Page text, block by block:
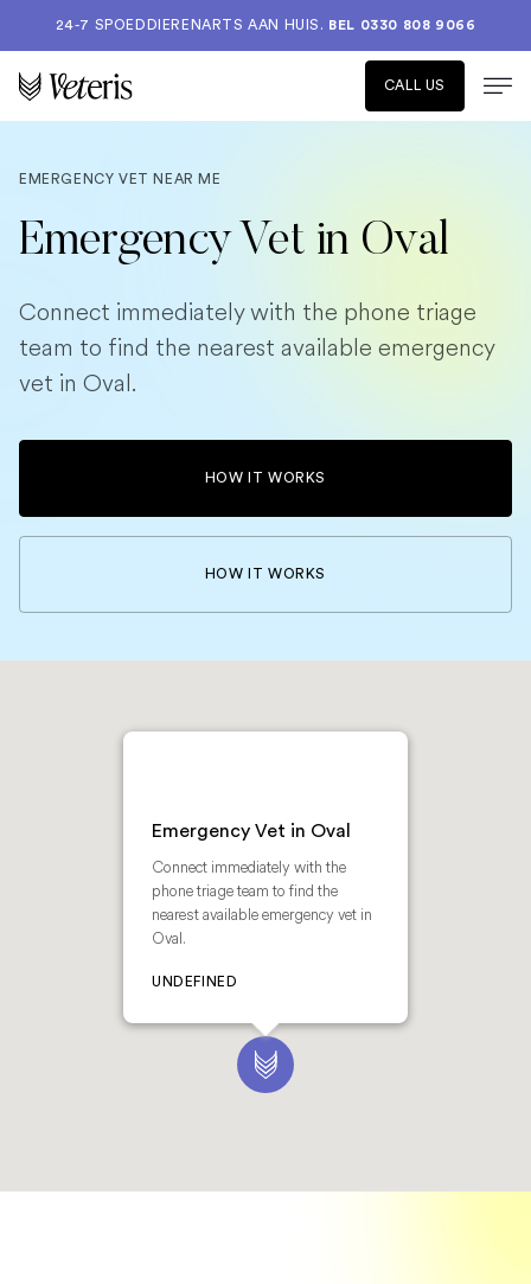
24-7 SPOEDDIERENARTS AAN HUIS. BEL 0330 808 9066
CALL US
EMERGENCY VET NEAR ME
Emergency Vet in Oval
Connect immediately with the phone triage
team to find the nearest available emergency
vet in Oval.
HOW IT WORKS
HOW IT WORKS
Emergency Vet in Oval
Connect immediately with the
phone triage team to find the
nearest available emergency vet in
Oval.
UNDEFINED